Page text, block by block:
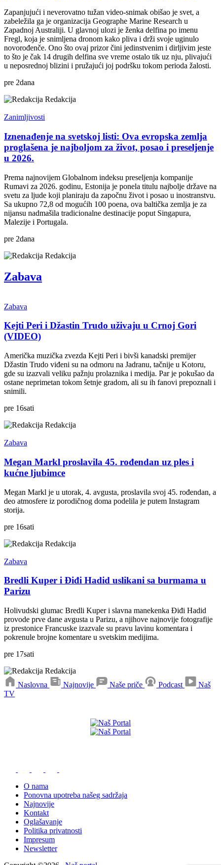
Zapanjujući i neverovatno tužan video-snimak obišao je svet, a
zabeležila ga je organizacija Geographe Marine Research u
Zapadnoj Australiji. U glavnoj ulozi je ženka delfina po imenu
Fregl, koja je snimljena dronom kako pliva i drži svoje uginulo
novorođenče. Ono što ovaj prizor čini jedinstvenim i dirljivim jeste
to što je čak 14 drugih delfina sve vreme ostalo tik uz nju, plivajući
u neposrednoj blizini i pružajući joj podršku tokom perioda žalosti.
pre 2dana
Redakcija
Zanimljivosti
Iznenađenje na svetskoj listi: Ova evropska zemlja
proglašena je najboljom za život, posao i preseljenje
u 2026.
Prema najnovijem Globalnom indeksu preseljenja kompanije
Rumavi za 2026. godinu, Estonija je ponela titulu najbolje države na
svetu za ljude koji planiraju da započnu život i posao u inostranstvu.
Sa ukupno 72,8 od mogućih 100 poena, ova baltička zemlja je za
nijansu nadmašila tradicionalne destinacije poput Singapura,
Malezije i Portugala.
pre 2dana
Redakcija
Zabava
Zabava
Kejti Peri i Džastin Trudo uživaju u Crnoj Gori
(VIDEO)
Američka muzička zvezda Kejti Peri i bivši kanadski premijer
Džastin Trudo viđeni su na odmoru na Jadranu, tačnije u Kotoru,
gde su izazvali veliku pažnju prolaznika i medija. Par je pokušao da
ostane neprimetan tokom šetnje gradom, ali su ih fanovi prepoznali i
snimili.
pre 16sati
Redakcija
Zabava
Megan Markl proslavila 45. rođendan uz ples i
kućne ljubimce
Megan Markl je u utorak, 4. avgusta, proslavila svoj 45. rođendan, a
deo atmosfere iz porodičnog doma podelila je putem Instagram
storija.
pre 16sati
Redakcija
Zabava
Bredli Kuper i Điđi Hadid uslikani sa burmama u
Parizu
Holivudski glumac Bredli Kuper i slavna manekenka Điđi Hadid
provode prve dane avgusta u Parizu, a njihove najnovije fotografije
iz prestonice Francuske izazvale su pravu lavinu komentara i
pokrenule brojne komentare u svetskim medijima.
pre 17sati
Redakcija
Naslovna
Najnovije Naše priče Podcast
Naš
TV
O nama
Ponovna upotreba našeg sadržaja
Najnovije
Kontakt
Oglašavanje
Politika privatnosti
Impresum
Newsletter